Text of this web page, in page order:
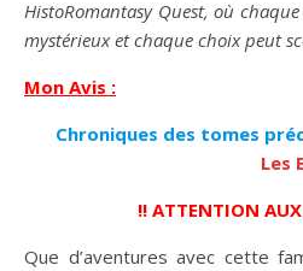
HistoRomantasy Quest, où
mystérieux et chaque choix peut
Mon Avis :
Chroniques des tomes
Les
!! ATTENTION AUX
Que d’aventures avec cette